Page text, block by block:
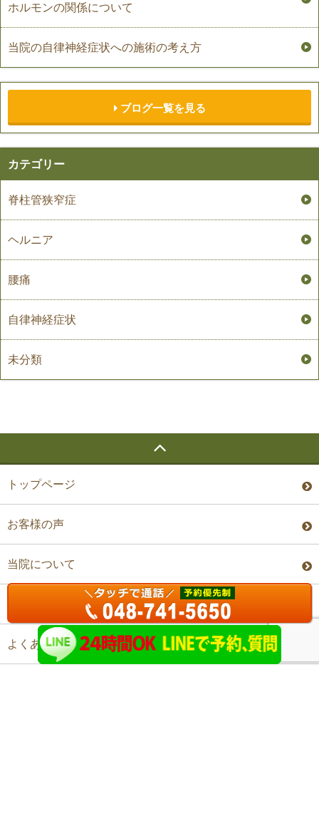
ホルモンの関係について
当院の自律神経症状への施術の考え方
ブログ一覧を見る
カテゴリー
脊柱管狭窄症
ヘルニア
腰痛
自律神経症状
未分類
トップページ
お客様の声
当院について
よくあるご質問